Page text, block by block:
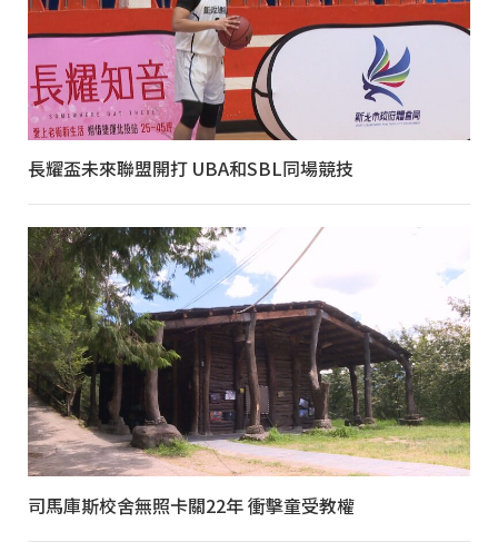
長耀盃未來聯盟開打 UBA和SBL同場競技
司馬庫斯校舍無照卡關22年 衝擊童受教權